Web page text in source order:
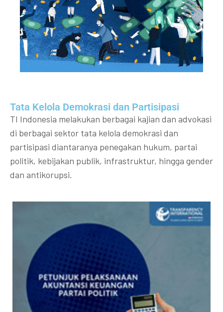
Tata Kelola Demokrasi dan Partisipasi​
TI Indonesia melakukan berbagai kajian dan advokasi
di berbagai sektor tata kelola demokrasi dan
partisipasi diantaranya penegakan hukum, partai
politik, kebijakan publik, infrastruktur, hingga gender
dan antikorupsi.